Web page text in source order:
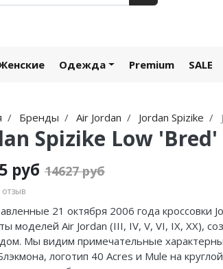
Одежда Premium SALE
Бренды Air Jordan Jordan Spizike
Spizike Low 'Bred'
руб 14627 руб
отзыв
21 октября 2006 года кроссовки
моделей Air Jordan (III, IV, V, VI, IX, XX),
Мы видим примечательные
логотип 40 Acres и Mule на